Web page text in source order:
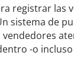
registrar las
sistema de
-o